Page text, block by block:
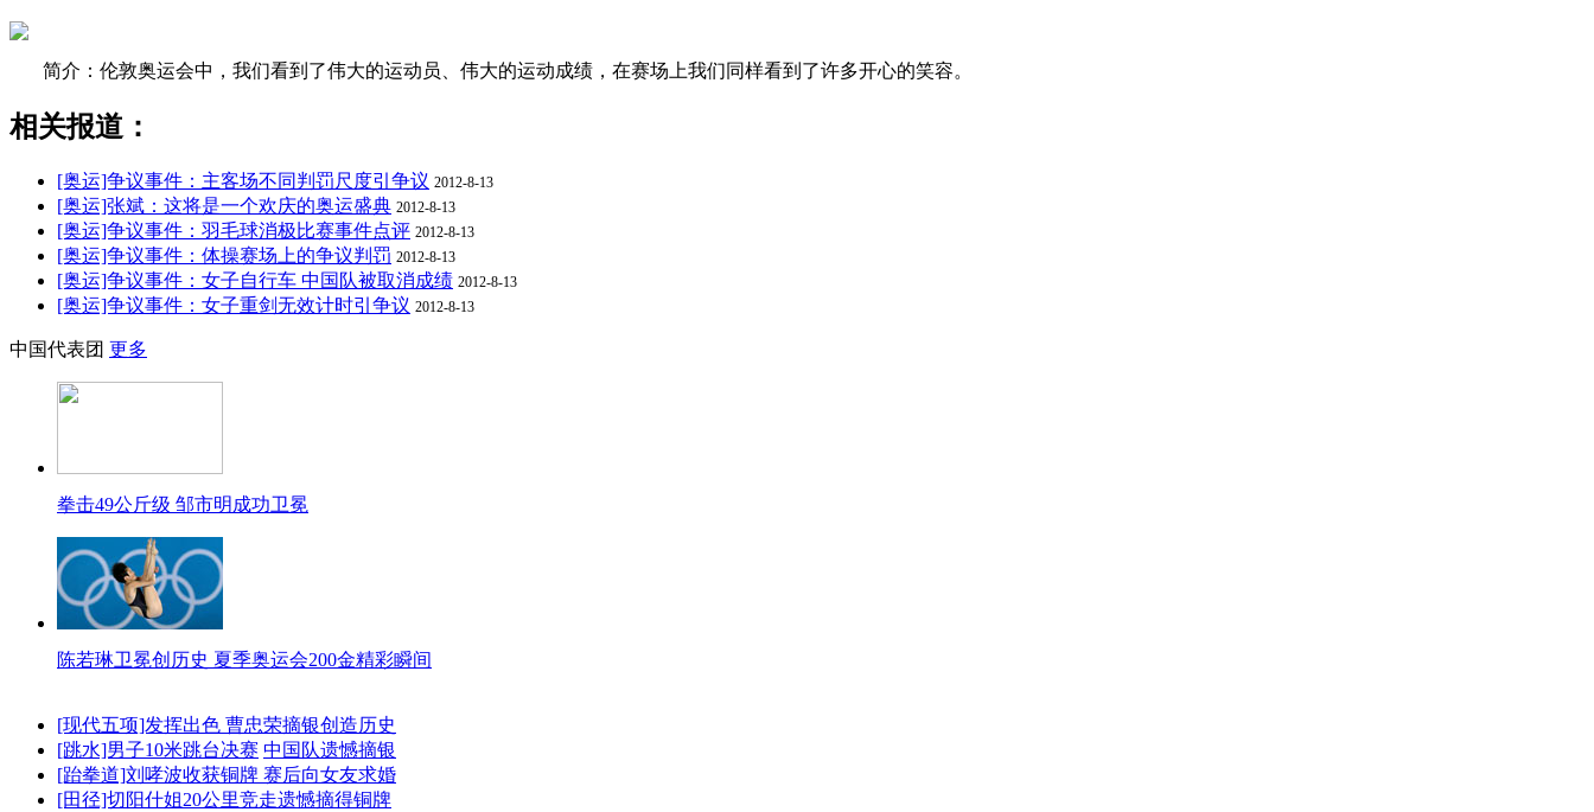
简介：伦敦奥运会中，我们看到了伟大的运动员、伟大的运动成绩，在赛场上我们同样看到了许多开心的笑容。
相关报道：
[奥运]争议事件：主客场不同判罚尺度引争议 2012-8-13
[奥运]张斌：这将是一个欢庆的奥运盛典 2012-8-13
[奥运]争议事件：羽毛球消极比赛事件点评 2012-8-13
[奥运]争议事件：体操赛场上的争议判罚 2012-8-13
[奥运]争议事件：女子自行车 中国队被取消成绩 2012-8-13
[奥运]争议事件：女子重剑无效计时引争议 2012-8-13
中国代表团 更多
拳击49公斤级 邹市明成功卫冕
陈若琳卫冕创历史 夏季奥运会200金精彩瞬间
[现代五项]发挥出色 曹忠荣摘银创造历史
[跳水]男子10米跳台决赛 中国队遗憾摘银
[跆拳道]刘哮波收获铜牌 赛后向女友求婚
[田径]切阳什姐20公里竞走遗憾摘得铜牌